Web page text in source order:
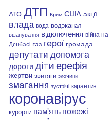
АТО ДТП Крим США акції
влада вода водоканал
вшанування відключення війна на
Донбасі газ герої громада
депутати допомога
дороги діти ерефія
жертви звитяги злочини
змагання зустрічі карантин
коронавірус
курорти пам'ять пожежі